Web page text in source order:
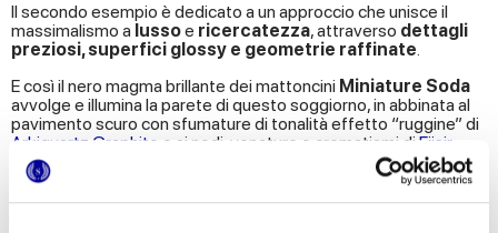
Il secondo esempio è dedicato a un approccio che unisce il
massimalismo a lussoe ricercatezza, attraverso dettagli
preziosi, superfici glossy e geometrie raffinate.
E così il nero magma brillante dei mattoncini Miniature Soda
avvolge e illumina la parete di questo soggiorno, in abbinata al
pavimento scuro con sfumature di tonalità effetto “ruggine” di
Arkiquartz Graphite e ai nodi, venature e cromatismi di Eiisir
Royal Castano
Chiude questo design il pattern geometrico diMultiforme